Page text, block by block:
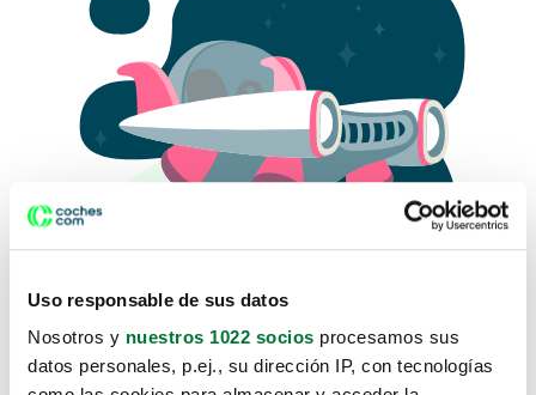
Uso responsable de sus datos
Nosotros y nuestros 1022 socios procesamos sus
datos personales, p.ej., su dirección IP, con tecnologías